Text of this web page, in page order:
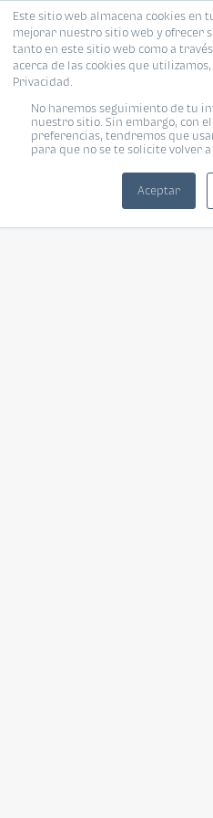
Este sitio web almacena cookies en
mejorar nuestro sitio web y ofrecer
tanto en este sitio web como a
acerca de las cookies que
Privacidad.
No haremos seguimiento de tu
nuestro sitio. Sin embargo, con
preferencias, tendremos que
para que no se te solicite volver
Aceptar